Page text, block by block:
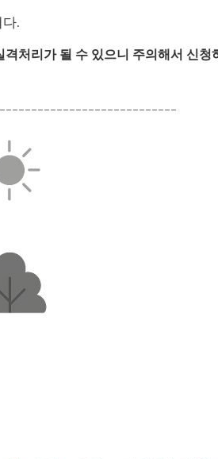
.
처리가 될 수 있으니 주의해서 신청